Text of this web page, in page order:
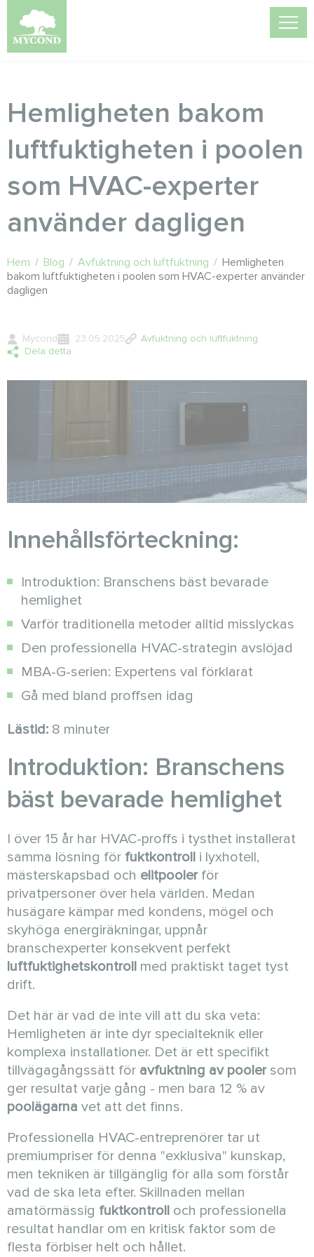
Hemligheten bakom
luftfuktigheten i poolen
som HVAC-experter
använder dagligen
Hem / Blog / Avfuktning och luftfuktning / Hemligheten
bakom luftfuktigheten i poolen som HVAC-experter använder
dagligen
Mycond 23.05.2025
Avfuktning och luftfuktning
Dela detta
Innehållsförteckning:
Introduktion: Branschens bäst bevarade
hemlighet
Varför traditionella metoder alltid misslyckas
Den professionella HVAC-strategin avslöjad
MBA-G-serien: Expertens val förklarat
Gå med bland proffsen idag
Lästid: 8 minuter
Introduktion: Branschens
bäst bevarade hemlighet
I över 15 år har HVAC-proffs i tysthet installerat
samma lösning för fuktkontroll i lyxhotell,
mästerskapsbad och elitpoolerför
privatpersoner över hela världen. Medan
husägare kämpar med kondens, mögel och
skyhöga energiräkningar, uppnår
branschexperter konsekvent perfekt
luftfuktighetskontroll med praktiskt taget tyst
drift.
Det här är vad de inte vill att du ska veta:
Hemligheten är inte dyr specialteknik eller
komplexa installationer. Det är ett specifikt
tillvägagångssätt för avfuktning av poolersom
ger resultat varje gång - men bara 12 % av
poolägarna vet att det finns.
Professionella HVAC-entreprenörer tar ut
premiumpriser för denna "exklusiva" kunskap,
men tekniken är tillgänglig för alla som förstår
vad de ska leta efter. Skillnaden mellan
amatörmässig fuktkontroll och professionella
resultat handlar om en kritisk faktor som de
flesta förbiser helt och hållet.